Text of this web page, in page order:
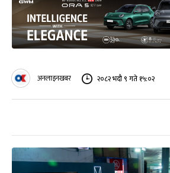
अनलाइनखबर २०८२ भदौ ९ गते १५:०२